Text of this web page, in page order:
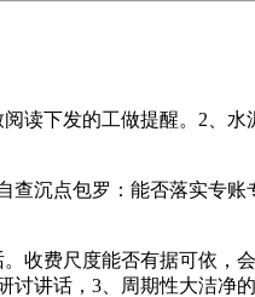
下发的工做提醒。2、
点包罗：能否落实专账
费尺度能否有据可依，
讲话，3、周期性大洁净